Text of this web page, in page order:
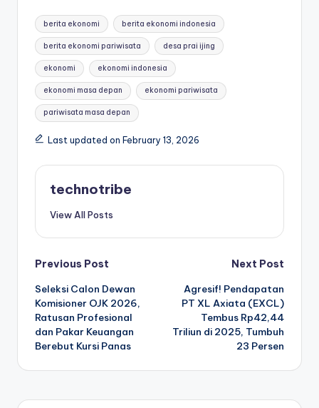
Tags:
berita ekonomi berita ekonomi indonesia
berita ekonomi pariwisata desa prai ijing
ekonomi ekonomi indonesia
ekonomi masa depan ekonomi pariwisata
pariwisata masa depan
Last updated on February 13, 2026
technotribe
View All Posts
Post
navigation
Previous Post
Seleksi Calon Dewan
Komisioner OJK 2026,
Ratusan Profesional
dan Pakar Keuangan
Berebut Kursi Panas
Next Post
Agresif! Pendapatan
PT XL Axiata (EXCL)
Tembus Rp42,44
Triliun di 2025, Tumbuh
23 Persen